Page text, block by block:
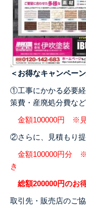
＜お得なキャンペー
①工事にかかる必要
策費・産廃処分費など
金額100000円 ※見
②さらに、見積もり
金額100000円分 ※
き
総額200000円のお
取引先・販売店のご